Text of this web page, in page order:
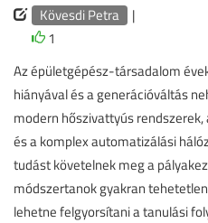
Kövesdi Petra
|
1
Az épületgépész-társadalom
hiányával és a generációváltás
modern hőszivattyús
és a komplex automatizálási
tudást követelnek meg a
módszertanok gyakran
lehetne felgyorsítani a tanulási